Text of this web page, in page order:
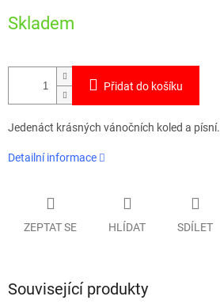
cena:
Skladem
Přidat do košíku
Jedenáct krásných vánočních koled a písní.
Detailní informace
ZEPTAT SE HLÍDAT SDÍLET
Související produkty